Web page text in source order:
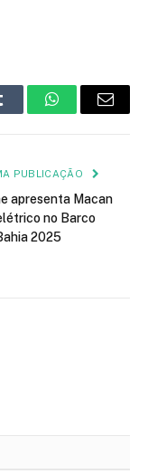
WhatsApp
E-
PUBLICAÇÃO
apresenta Macan
no Barco
2025